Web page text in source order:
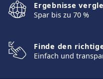
Ergebnisse
Spar bis zu 70 %
Finde den
Einfach und